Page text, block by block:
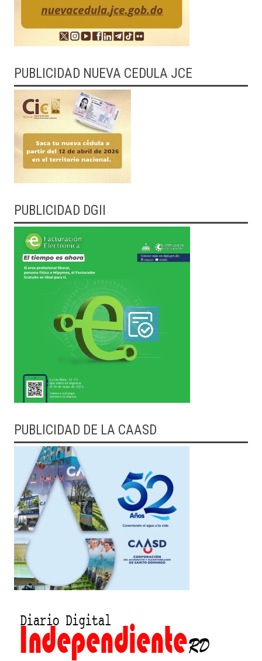
PUBLICIDAD NUEVA CEDULA JCE
PUBLICIDAD DGII
PUBLICIDAD DE LA CAASD